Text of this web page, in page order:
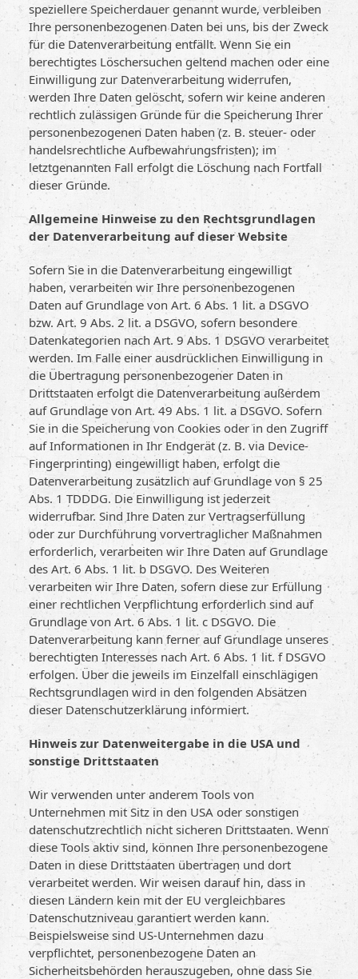
speziellere Speicherdauer genannt wurde, verbleiben
Ihre personenbezogenen Daten bei uns, bis der Zweck
für die Datenverarbeitung entfällt. Wenn Sie ein
berechtigtes Löschersuchen geltend machen oder eine
Einwilligung zur Datenverarbeitung widerrufen,
werden Ihre Daten gelöscht, sofern wir keine anderen
rechtlich zulässigen Gründe für die Speicherung Ihrer
personenbezogenen Daten haben (z. B. steuer- oder
handelsrechtliche Aufbewahrungsfristen); im
letztgenannten Fall erfolgt die Löschung nach Fortfall
dieser Gründe.
Allgemeine Hinweise zu den Rechtsgrundlagen
der Datenverarbeitung auf dieser Website
Sofern Sie in die Datenverarbeitung eingewilligt
haben, verarbeiten wir Ihre personenbezogenen
Daten auf Grundlage von Art. 6 Abs. 1 lit. a DSGVO
bzw. Art. 9 Abs. 2 lit. a DSGVO, sofern besondere
Datenkategorien nach Art. 9 Abs. 1 DSGVO verarbeitet
werden. Im Falle einer ausdrücklichen Einwilligung in
die Übertragung personenbezogener Daten in
Drittstaaten erfolgt die Datenverarbeitung außerdem
auf Grundlage von Art. 49 Abs. 1 lit. a DSGVO. Sofern
Sie in die Speicherung von Cookies oder in den Zugriff
auf Informationen in Ihr Endgerät (z. B. via Device-
Fingerprinting) eingewilligt haben, erfolgt die
Datenverarbeitung zusätzlich auf Grundlage von § 25
Abs. 1 TDDDG. Die Einwilligung ist jederzeit
widerrufbar. Sind Ihre Daten zur Vertragserfüllung
oder zur Durchführung vorvertraglicher Maßnahmen
erforderlich, verarbeiten wir Ihre Daten auf Grundlage
des Art. 6 Abs. 1 lit. b DSGVO. Des Weiteren
verarbeiten wir Ihre Daten, sofern diese zur Erfüllung
einer rechtlichen Verpflichtung erforderlich sind auf
Grundlage von Art. 6 Abs. 1 lit. c DSGVO. Die
Datenverarbeitung kann ferner auf Grundlage unseres
berechtigten Interesses nach Art. 6 Abs. 1 lit. f DSGVO
erfolgen. Über die jeweils im Einzelfall einschlägigen
Rechtsgrundlagen wird in den folgenden Absätzen
dieser Datenschutzerklärung informiert.
Hinweis zur Datenweitergabe in die USA und
sonstige Drittstaaten
Wir verwenden unter anderem Tools von
Unternehmen mit Sitz in den USA oder sonstigen
datenschutzrechtlich nicht sicheren Drittstaaten. Wenn
diese Tools aktiv sind, können Ihre personenbezogene
Daten in diese Drittstaaten übertragen und dort
verarbeitet werden. Wir weisen darauf hin, dass in
diesen Ländern kein mit der EU vergleichbares
Datenschutzniveau garantiert werden kann.
Beispielsweise sind US-Unternehmen dazu
verpflichtet, personenbezogene Daten an
Sicherheitsbehörden herauszugeben, ohne dass Sie